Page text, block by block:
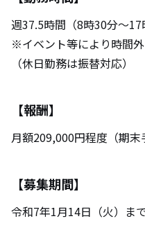
週37.5時間（8時30分〜17
※イベント等により時間
（休日勤務は振替対応）
【報酬】
月額209,000円程度（期末
【募集期間】
令和7年1月14日（火）ま